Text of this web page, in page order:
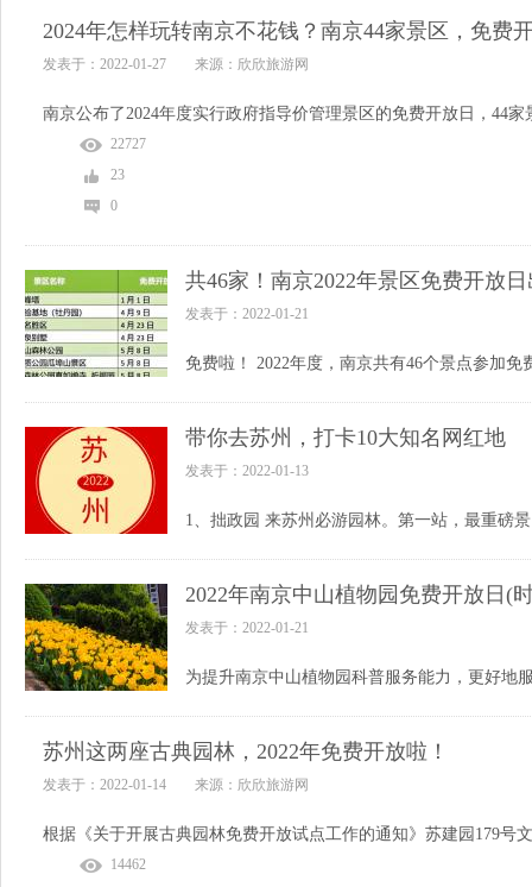
2024年怎样玩转南京不花钱？南京44家景区，免费
发表于：2022-01-27 来源：欣欣旅游网
南京公布了2024年度实行政府指导价管理景区的免费开放日，44
22727
23
0
共46家！南京2022年景区免费开放
发表于：2022-01-21
带你去苏州，打卡10大知名网红地
发表于：2022-01-13
2022年南京中山植物园免费开放日(
发表于：2022-01-21
苏州这两座古典园林，2022年免费开放啦！
发表于：2022-01-14 来源：欣欣旅游网
14462